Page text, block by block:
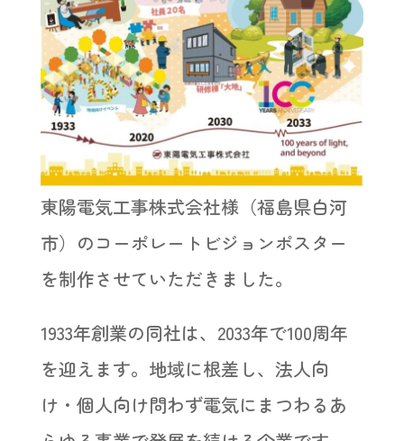
東陽電気工事株式会社様（福島県白河
市）のコーポレートビジョンポスター
を制作させていただきました。
1933年創業の同社は、2033年で100周年
を迎えます。地域に根差し、法人向
け・個人向け問わず電気にまつわるあ